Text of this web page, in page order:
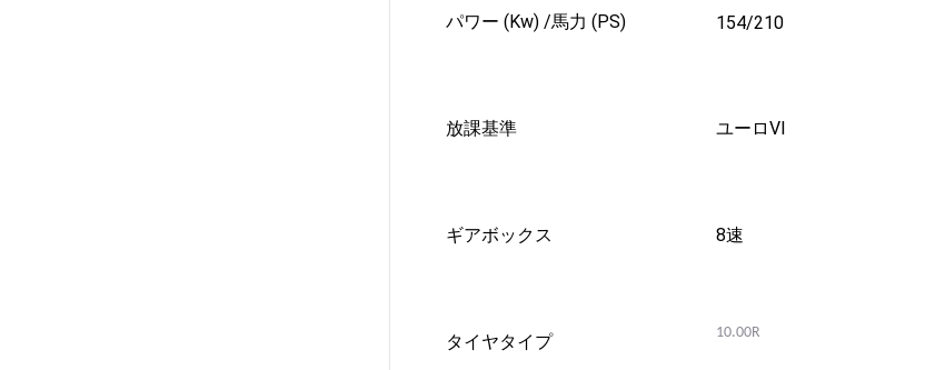
パワー (Kw) /馬力 (PS) 154/210
放課基準 ユーロVI
ギアボックス 8速
タイヤタイプ 10.00R